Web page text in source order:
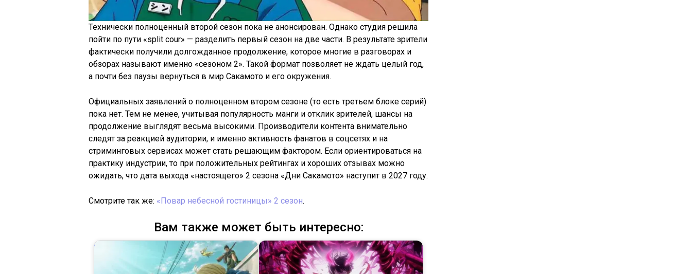
Технически полноценный второй сезон пока не анонсирован. Однако студия решила
пойти по пути «split cour» — разделить первый сезон на две части. В результате зрители
фактически получили долгожданное продолжение, которое многие в разговорах и
обзорах называют именно «сезоном 2». Такой формат позволяет не ждать целый год,
а почти без паузы вернуться в мир Сакамото и его окружения.
Официальных заявлений о полноценном втором сезоне (то есть третьем блоке серий)
пока нет. Тем не менее, учитывая популярность манги и отклик зрителей, шансы на
продолжение выглядят весьма высокими. Производители контента внимательно
следят за реакцией аудитории, и именно активность фанатов в соцсетях и на
стриминговых сервисах может стать решающим фактором. Если ориентироваться на
практику индустрии, то при положительных рейтингах и хороших отзывах можно
ожидать, что дата выхода «настоящего» 2 сезона «Дни Сакамото» наступит в 2027 году.
Смотрите так же: «Повар небесной гостиницы» 2 сезон.
Вам также может быть интересно: